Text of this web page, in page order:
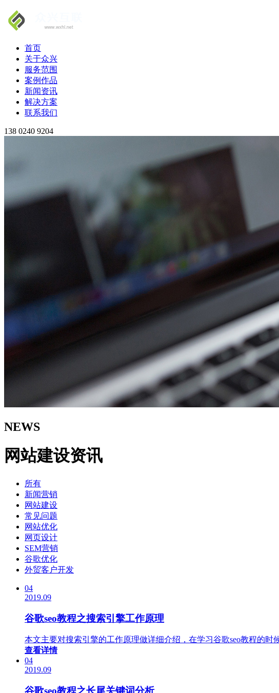
首页
关于众兴
服务范围
案例作品
新闻资讯
解决方案
联系我们
138 0240 9204
NEWS
网站建设资讯
所有
新闻营销
网站建设
常见问题
网站优化
网页设计
SEM营销
谷歌优化
外贸客户开发
04
2019.09
谷歌seo教程之搜索引擎工作原理
本文主要对搜索引擎的工作原理做详细介绍，在学习谷歌seo教程的
查看详情
04
2019.09
谷歌seo教程之长尾关键词分析